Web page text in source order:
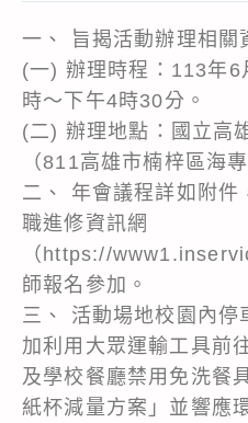
一、 旨揭活動辦理相關
(一) 辦理時程：113年6
時～下午4時30分。
(二) 辦理地點：國立高
（811高雄市楠梓區海
二、 年會議程詳如附件
職進修資訊網
（https://
師報名參加。
三、 活動場地校園內停
加利用大眾運輸工具前
及學校餐廳禁用免洗餐
紙杯減量方案」並響應